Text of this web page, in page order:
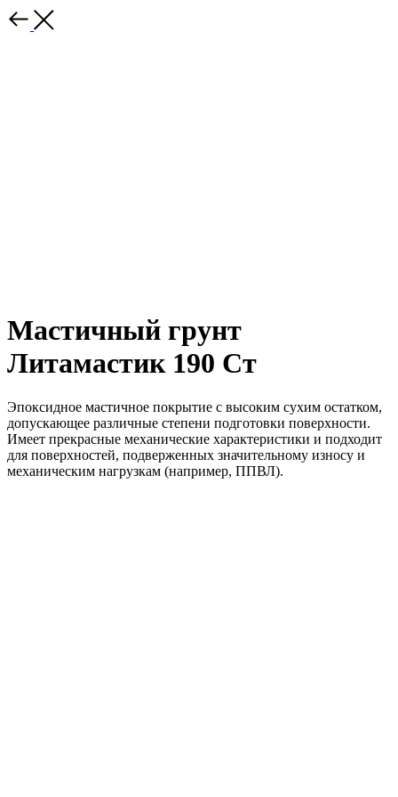
Мастичный грунт
Литамастик 190 Ст
Эпоксидное мастичное покрытие с высоким сухим остатком,
допускающее различные степени подготовки поверхности.
Имеет прекрасные механические характеристики и подходит
для поверхностей, подверженных значительному износу и
механическим нагрузкам (например, ППВЛ).